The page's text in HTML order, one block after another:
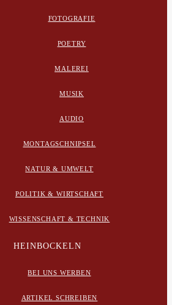
FOTOGRAFIE
POETRY
MALEREI
MUSIK
AUDIO
MONTAGSCHNIPSEL
NATUR & UMWELT
POLITIK & WIRTSCHAFT
WISSENSCHAFT & TECHNIK
HEINBOCKELN
BEI UNS WERBEN
ARTIKEL SCHREIBEN